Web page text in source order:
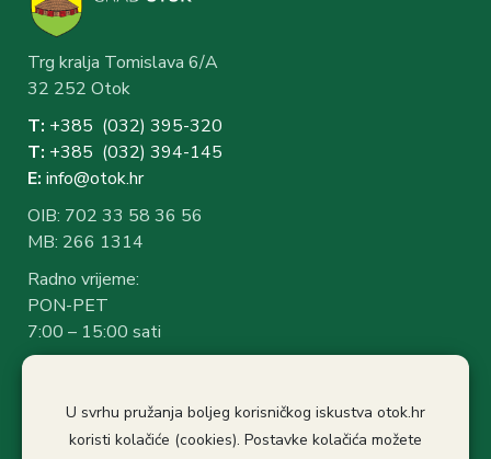
Trg kralja Tomislava 6/A
32 252 Otok
T: +385 (032) 395-320
T: +385 (032) 394-145
E: info@otok.hr
OIB: 702 33 58 36 56
MB: 266 1314
Radno vrijeme:
PON-PET
7:00 – 15:00 sati
Stanka: 10:30-11.00
U svrhu pružanja boljeg korisničkog iskustva otok.hr
koristi kolačiće (cookies). Postavke kolačića možete